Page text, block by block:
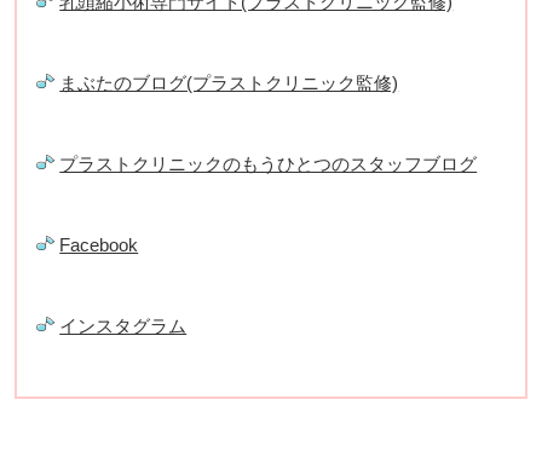
まぶたのブログ(プラストクリニック監修)
プラストクリニックのもうひとつのスタッフブログ
Facebook
インスタグラム